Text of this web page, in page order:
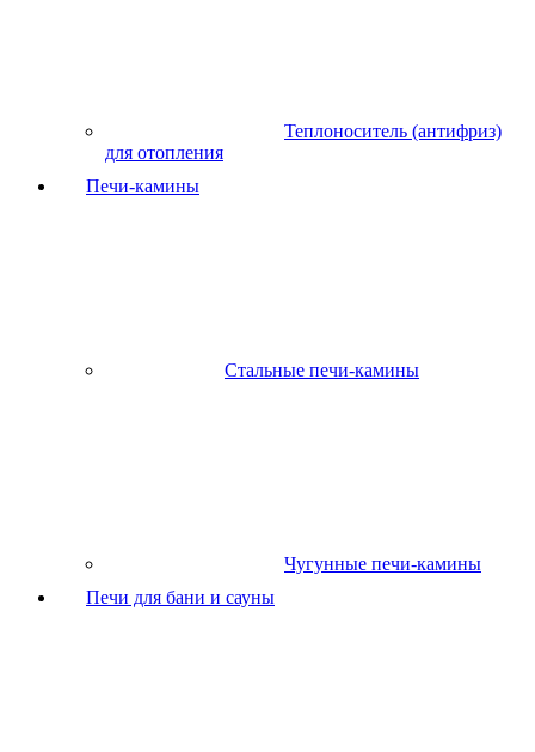
Теплоноситель (антифриз)
для отопления
Печи-камины
Стальные печи-камины
Чугунные печи-камины
Печи для бани и сауны